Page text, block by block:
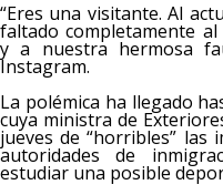
“Eres una visitante. Al
faltado completamente
y a nuestra hermosa
Instagram.
La polémica ha llegado
cuya ministra de
jueves de “horribles” las
autoridades de
estudiar una posible